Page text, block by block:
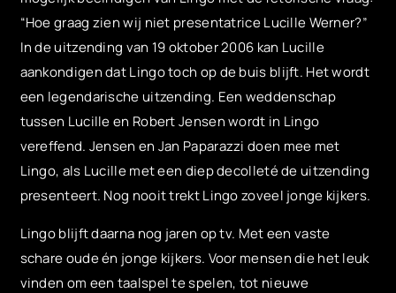
“Hoe graag zien wij niet presentatrice Lucille Werner?”
In de uitzending van 19 oktober 2006 kan Lucille
aankondigen dat Lingo toch op de buis blijft. Het wordt
een legendarische uitzending. Een weddenschap
tussen Lucille en Robert Jensen wordt in Lingo
vereffend. Jensen en Jan Paparazzi doen mee met
Lingo, als Lucille met een diep decolleté de uitzending
presenteert. Nog nooit trekt Lingo zoveel jonge kijkers.
Lingo blijft daarna nog jaren op tv. Met een vaste
schare oude én jonge kijkers. Voor mensen die het leuk
vinden om een taalspel te spelen, tot nieuwe